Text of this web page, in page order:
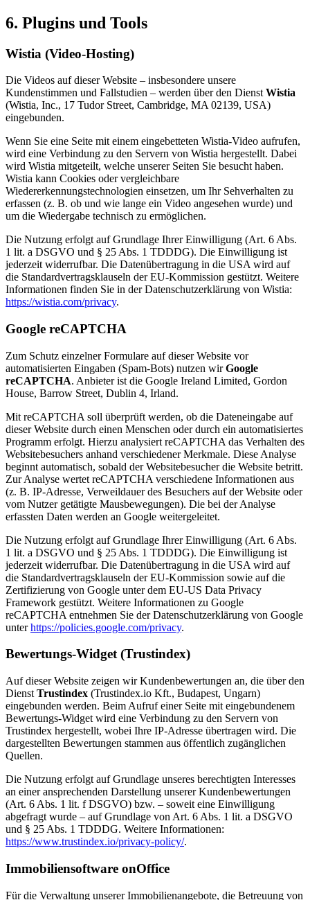
6. Plugins und Tools
Wistia (Video-Hosting)
Die Videos auf dieser Website – insbesondere unsere
Kundenstimmen und Fallstudien – werden über den Dienst Wistia
(Wistia, Inc., 17 Tudor Street, Cambridge, MA 02139, USA)
eingebunden.
Wenn Sie eine Seite mit einem eingebetteten Wistia-Video aufrufen,
wird eine Verbindung zu den Servern von Wistia hergestellt. Dabei
wird Wistia mitgeteilt, welche unserer Seiten Sie besucht haben.
Wistia kann Cookies oder vergleichbare
Wiedererkennungstechnologien einsetzen, um Ihr Sehverhalten zu
erfassen (z. B. ob und wie lange ein Video angesehen wurde) und
um die Wiedergabe technisch zu ermöglichen.
Die Nutzung erfolgt auf Grundlage Ihrer Einwilligung (Art. 6 Abs.
1 lit. a DSGVO und § 25 Abs. 1 TDDDG). Die Einwilligung ist
jederzeit widerrufbar. Die Datenübertragung in die USA wird auf
die Standardvertragsklauseln der EU-Kommission gestützt. Weitere
Informationen finden Sie in der Datenschutzerklärung von Wistia:
https://wistia.com/privacy.
Google reCAPTCHA
Zum Schutz einzelner Formulare auf dieser Website vor
automatisierten Eingaben (Spam-Bots) nutzen wirGoogle
reCAPTCHA. Anbieter ist die Google Ireland Limited, Gordon
House, Barrow Street, Dublin 4, Irland.
Mit reCAPTCHA soll überprüft werden, ob die Dateneingabe auf
dieser Website durch einen Menschen oder durch ein automatisiertes
Programm erfolgt. Hierzu analysiert reCAPTCHA das Verhalten des
Websitebesuchers anhand verschiedener Merkmale. Diese Analyse
beginnt automatisch, sobald der Websitebesucher die Website betritt.
Zur Analyse wertet reCAPTCHA verschiedene Informationen aus
(z. B. IP-Adresse, Verweildauer des Besuchers auf der Website oder
vom Nutzer getätigte Mausbewegungen). Die bei der Analyse
erfassten Daten werden an Google weitergeleitet.
Die Nutzung erfolgt auf Grundlage Ihrer Einwilligung (Art. 6 Abs.
1 lit. a DSGVO und § 25 Abs. 1 TDDDG). Die Einwilligung ist
jederzeit widerrufbar. Die Datenübertragung in die USA wird auf
die Standardvertragsklauseln der EU-Kommission sowie auf die
Zertifizierung von Google unter dem EU-US Data Privacy
Framework gestützt. Weitere Informationen zu Google
reCAPTCHA entnehmen Sie der Datenschutzerklärung von Google
unterhttps://policies.google.com/privacy.
Bewertungs-Widget (Trustindex)
Auf dieser Website zeigen wir Kundenbewertungen an, die über den
Dienst Trustindex (Trustindex.io Kft., Budapest, Ungarn)
eingebunden werden. Beim Aufruf einer Seite mit eingebundenem
Bewertungs-Widget wird eine Verbindung zu den Servern von
Trustindex hergestellt, wobei Ihre IP-Adresse übertragen wird. Die
dargestellten Bewertungen stammen aus öffentlich zugänglichen
Quellen.
Die Nutzung erfolgt auf Grundlage unseres berechtigten Interesses
an einer ansprechenden Darstellung unserer Kundenbewertungen
(Art. 6 Abs. 1 lit. f DSGVO) bzw. – soweit eine Einwilligung
abgefragt wurde – auf Grundlage von Art. 6 Abs. 1 lit. a DSGVO
und § 25 Abs. 1 TDDDG. Weitere Informationen:
https://www.trustindex.io/privacy-policy/.
Immobiliensoftware onOffice
Für die Verwaltung unserer Immobilienangebote, die Betreuung von